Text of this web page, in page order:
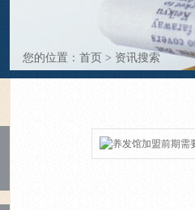
您的位置： 首页 > 资讯搜索